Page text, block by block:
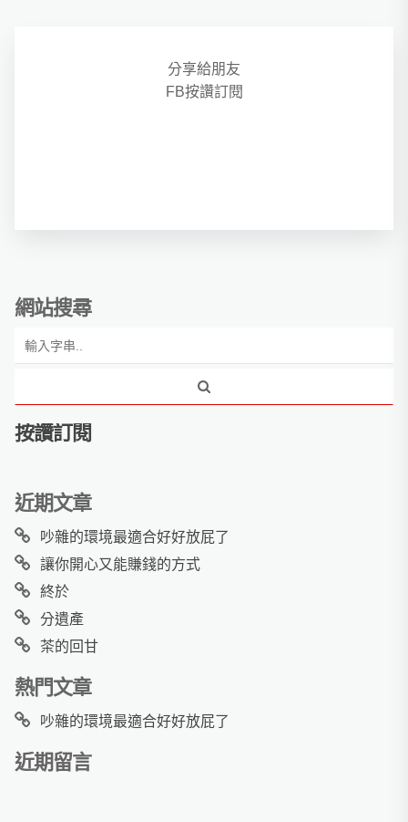
分享給朋友
FB按讚訂閱
網站搜尋
按讚訂閱
近期文章
吵雜的環境最適合好好放屁了
讓你開心又能賺錢的方式
終於
分遺產
茶的回甘
熱門文章
吵雜的環境最適合好好放屁了
近期留言